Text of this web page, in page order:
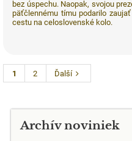
bez úspechu. Naopak, svojou
päťčlennému tímu podarilo
cestu na celoslovenské kolo.
1 2 Ďalší
Archív noviniek